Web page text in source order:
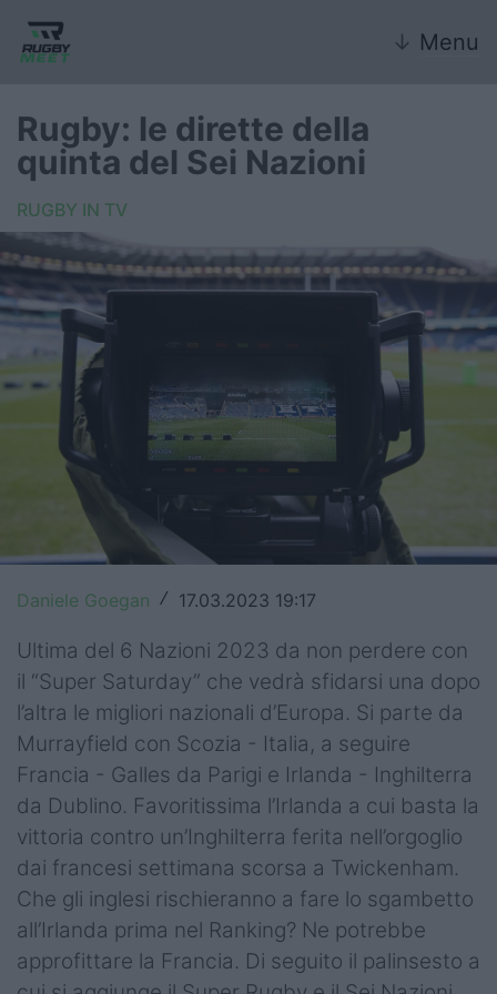
↓ Menu
Nazionale
Nazionali giovanili
Rugby Sevens
FIR
Internazionale
6 Nazioni
United Rugby Championship
Top14
Challenge Cup
World Rugby
Rugby World Cup
Super Rugby
Rugby in TV
Mercato
Serie A Elite
Rugby: le dirette della
quinta del Sei Nazioni
RUGBY IN TV
Daniele Goegan / 17.03.2023 19:17
Ultima del 6 Nazioni 2023 da non perdere con
il “Super Saturday” che vedrà sfidarsi una dopo
l’altra le migliori nazionali d’Europa. Si parte da
Murrayfield con Scozia - Italia, a seguire
Francia - Galles da Parigi e Irlanda - Inghilterra
da Dublino. Favoritissima l’Irlanda a cui basta la
vittoria contro un’Inghilterra ferita nell’orgoglio
dai francesi settimana scorsa a Twickenham.
Che gli inglesi rischieranno a fare lo sgambetto
all’Irlanda prima nel Ranking? Ne potrebbe
approfittare la Francia. Di seguito il palinsesto a